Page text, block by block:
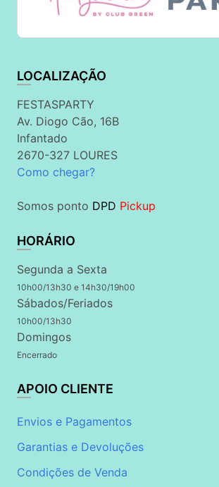
LOCALIZAÇÃO
FESTASPARTY
Av. Diogo Cão, 16B
Infantado
2670-327 LOURES
Como chegar?
Somos ponto DPD Pickup
HORÁRIO
Segunda a Sexta
10h00/13h30 e 14h30/19h00
Sábados/Feriados
10h00/13h30
Domingos
Encerrado
APOIO CLIENTE
Envios e Pagamentos
Garantias e Devoluções
Condições de Venda